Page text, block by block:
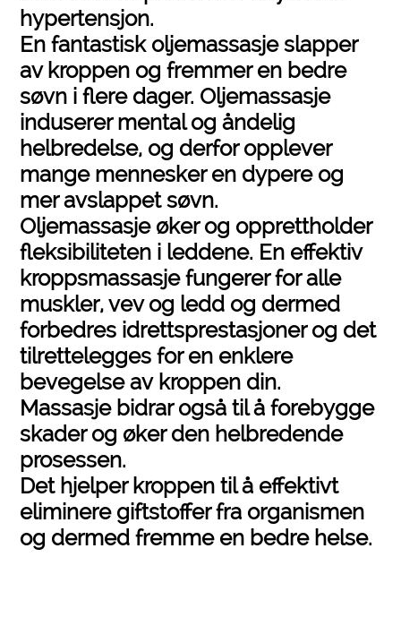
hypertensjon.
En fantastisk oljemassasje slapper
av kroppen og fremmer en bedre
søvn i flere dager. Oljemassasje
induserer mental og åndelig
helbredelse, og derfor opplever
mange mennesker en dypere og
mer avslappet søvn.
Oljemassasje øker og opprettholder
fleksibiliteten i leddene. En effektiv
kroppsmassasje fungerer for alle
muskler, vev og ledd og dermed
forbedres idrettsprestasjoner og det
tilrettelegges for en enklere
bevegelse av kroppen din.
Massasje bidrar også til å forebygge
skader og øker den helbredende
prosessen.
Det hjelper kroppen til å effektivt
eliminere giftstoffer fra organismen
og dermed fremme en bedre helse.